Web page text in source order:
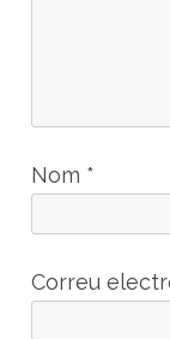
Nom *
Correu